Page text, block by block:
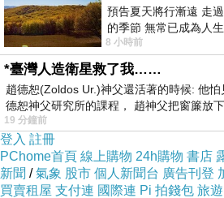
至理解它所說的，要如何積
你最感興趣的書開始吧！
真正的好書是在你不同年
然能提升你的心智成長直到生
上一篇：夜的盡頭／盛田隆二
預告夏天將行漸遠 走
的季節 無常已成為人
舒心 轉眼驟成昨日 而
8 小時前
*臺灣人造衛星救了我……
趙德恕(Zoldos Ur.)神父還活著的時候: 他
德恕神父研究所的課程， 趙神父把窗簾放
19 分鐘前
登入 註冊
PChome首頁 線上購物 24h購物 書店
新聞 /氣象 股市 個人新聞台 廣告刊登
買賣租屋 支付連 國際連 Pi 拍錢包 旅遊